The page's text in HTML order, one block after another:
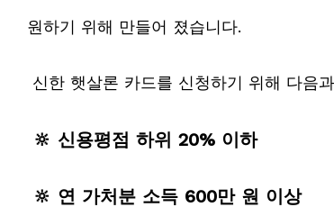
원하기 위해 만들어 졌습니다.
신한 햇살론 카드를 신청하기 위해 다음
🔆 신용평점 하위 20% 이하
🔆 연 가처분 소득 600만 원 이상